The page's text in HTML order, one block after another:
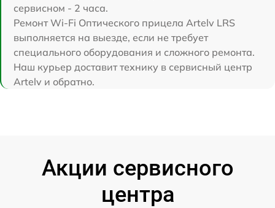
сервисном - 2 часа.
Ремонт Wi-Fi Оптического прицела Artelv LRS
выполняется на выезде, если не требует
специального оборудования и сложного ремонта.
Наш курьер доставит технику в сервисный центр
Artelv и обратно.
Акции сервисного
центра